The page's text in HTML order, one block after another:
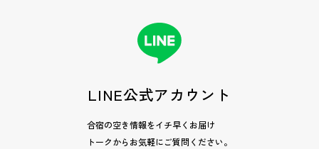
LINE公式アカウント
合宿の空き情報をイチ早くお届け
トークからお気軽にご質問ください。